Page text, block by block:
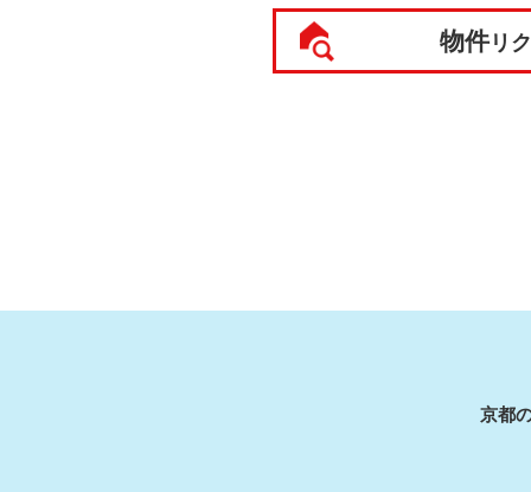
物件リ
京都